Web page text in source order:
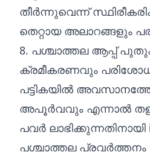
തീർന്നുവെന്ന്
തെറ്റായ അലാറങ്ങളും
8. പശ്ചാത്തല ആപ്പ്
ക്രമീകരണവും
പട്ടികയിൽ
അപൂർവവും എന്നാൽ
പവർ
പശ്ചാത്തല പ്രവർത്തനം